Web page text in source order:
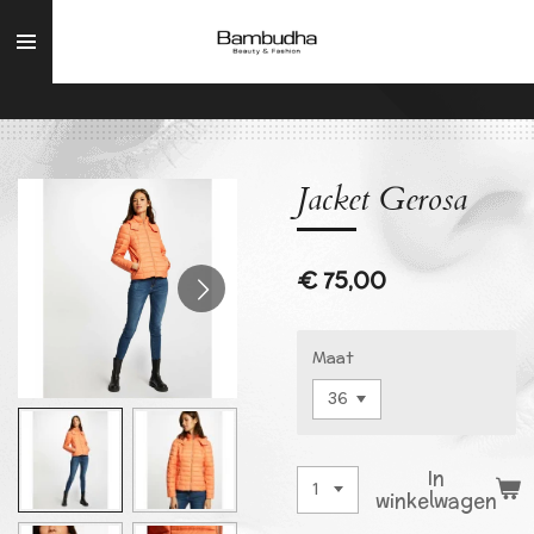
direct
hoofdinhoud
Jacket Gerosa
€ 75,00
Maat
In
winkelwagen